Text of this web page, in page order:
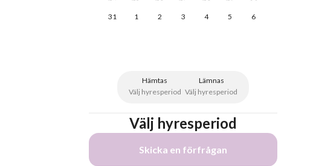
31 1 2 3 4 5 6
Hämtas
Välj hyresperiod
Lämnas
Välj hyresperiod
Välj hyresperiod
Skicka en förfrågan